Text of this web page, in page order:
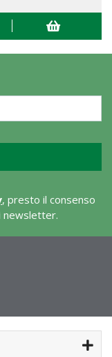
, presto il consenso
newsletter.